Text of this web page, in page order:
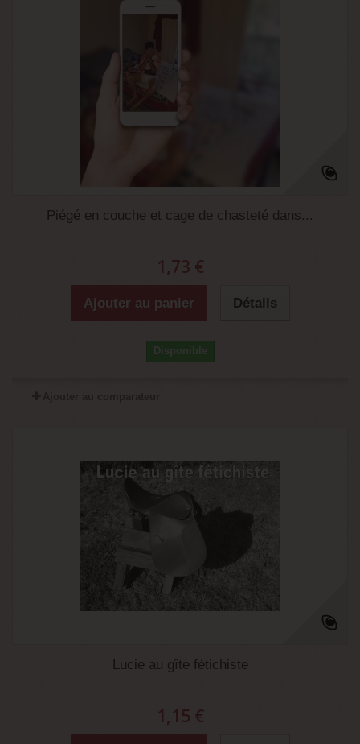
Piégé en couche et cage de chasteté dans...
1,73 €
Ajouter au panier Détails
Disponible
Lucie au gîte fétichiste
1,15 €